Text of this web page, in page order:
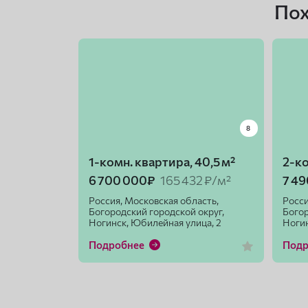
8
1-комн. квартира, 40,5 м²
6 700 000₽ 165 432 ₽/м²
Россия, Московская область,
Богородский городской округ,
Ногинск, Юбилейная улица, 2
Подробнее
2-
7